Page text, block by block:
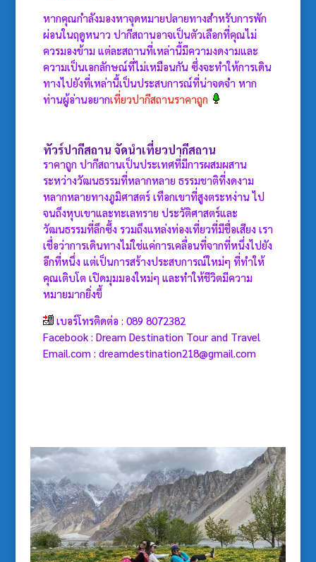
หากคุณกำลังมองหาจุดหมายปลายทางสำหรับการพัก
ผ่อนในฤดูหนาว ปากีสถานอาจเป็นตัวเลือกที่คุณไม่
ควรมองข้าม แต่ละสถานที่เหล่านี้มีความงดงามและ
ความเป็นเอกลักษณ์ที่ไม่เหมือนกัน ซึ่งจะทำให้การเดิน
ทางไปยังที่เหล่านี้เป็นประสบการณ์ที่น่าจดจำ หาก
ท่านผู้อ่านอยากเที่ยวปากีสถานราคาถูก
ทัวร์ปากีสถาน จัดนำเที่ยวปากีสถาน
ราคาถูก ปากีสถานเป็นประเทศที่มีการผสมผสาน
ระหว่างวัฒนธรรมที่หลากหลาย ธรรมชาติที่งดงาม
หลากหลายทางภูมิศาสตร์ เทือกเขาที่สูงตระหง่าน ไป
จนถึงหุบเขาและทะเลทราย ประวัติศาสตร์และ
วัฒนธรรมที่ลึกซึ้ง รวมถึงแหล่งท่องเที่ยวที่มีชื่อเสียง เรา
เชื่อว่าการเดินทางไม่ใช่แค่การเคลื่อนที่จากที่หนึ่งไปยัง
อีกที่หนึ่ง แต่เป็นการสร้างประสบการณ์ใหม่ๆ ที่ทำให้
คุณเติบโต เปิดมุมมองใหม่ๆ และทำให้ชีวิตมีความ
หมายมากยิ่งขึ้
เบอร์โทรติดต่อ : 089 8072382
Facebook : Dream Destination Tour and Travel
Email.com : dreamdestination218@gmail.com